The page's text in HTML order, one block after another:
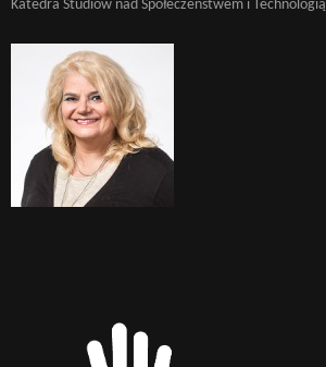
Katedra Studiów nad Społeczeństwem i Technologią